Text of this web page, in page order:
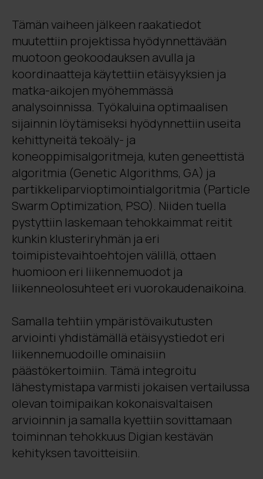
Tämän vaiheen jälkeen raakatiedot
muutettiin projektissa hyödynnettävään
muotoon geokoodauksen avulla ja
koordinaatteja käytettiin etäisyyksien ja
matka-aikojen myöhemmässä
analysoinnissa. Työkaluina optimaalisen
sijainnin löytämiseksi hyödynnettiin useita
kehittyneitä tekoäly- ja
koneoppimisalgoritmeja, kuten geneettistä
algoritmia (Genetic Algorithms, GA) ja
partikkeliparvioptimointialgoritmia (Particle
Swarm Optimization, PSO). Niiden tuella
pystyttiin laskemaan tehokkaimmat reitit
kunkin klusteriryhmän ja eri
toimipistevaihtoehtojen välillä, ottaen
huomioon eri liikennemuodot ja
liikenneolosuhteet eri vuorokaudenaikoina.
Samalla tehtiin ympäristövaikutusten
arviointi yhdistämällä etäisyystiedot eri
liikennemuodoille ominaisiin
päästökertoimiin. Tämä integroitu
lähestymistapa varmisti jokaisen vertailussa
olevan toimipaikan kokonaisvaltaisen
arvioinnin ja samalla kyettiin sovittamaan
toiminnan tehokkuus Digian kestävän
kehityksen tavoitteisiin.